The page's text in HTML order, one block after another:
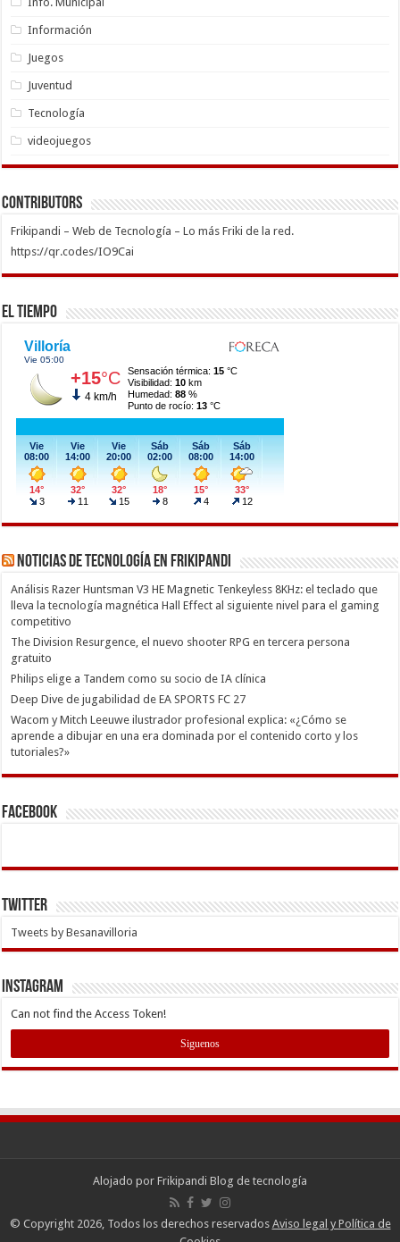
Información
Juegos
Juventud
Tecnología
videojuegos
Contributors
Frikipandi – Web de Tecnología – Lo más Friki de la red.
https://qr.codes/IO9Cai
El Tiempo
Noticias de Tecnología en Frikipandi
Análisis Razer Huntsman V3 HE Magnetic Tenkeyless 8KHz: el teclado que
lleva la tecnología magnética Hall Effect al siguiente nivel para el gaming
competitivo
The Division Resurgence, el nuevo shooter RPG en tercera persona
gratuito
Philips elige a Tandem como su socio de IA clínica
Deep Dive de jugabilidad de EA SPORTS FC 27
Wacom y Mitch Leeuwe ilustrador profesional explica: «¿Cómo se
aprende a dibujar en una era dominada por el contenido corto y los
tutoriales?»
Facebook
Twitter
Tweets by Besanavilloria
INSTAGRAM
Can not find the Access Token!
Siguenos
Alojado por Frikipandi Blog de tecnología
© Copyright 2026, Todos los derechos reservados Aviso legal y Política de